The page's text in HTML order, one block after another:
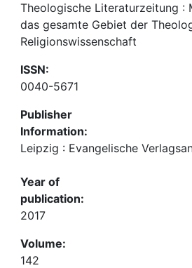
Theologische Literaturzeitung :
das gesamte Gebiet der
Religionswissenschaft
ISSN:
0040-5671
Publisher
Information:
Leipzig : Evangelische
Year of
publication:
2017
Volume:
142